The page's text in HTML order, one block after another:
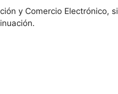
y Comercio Electrónico, si